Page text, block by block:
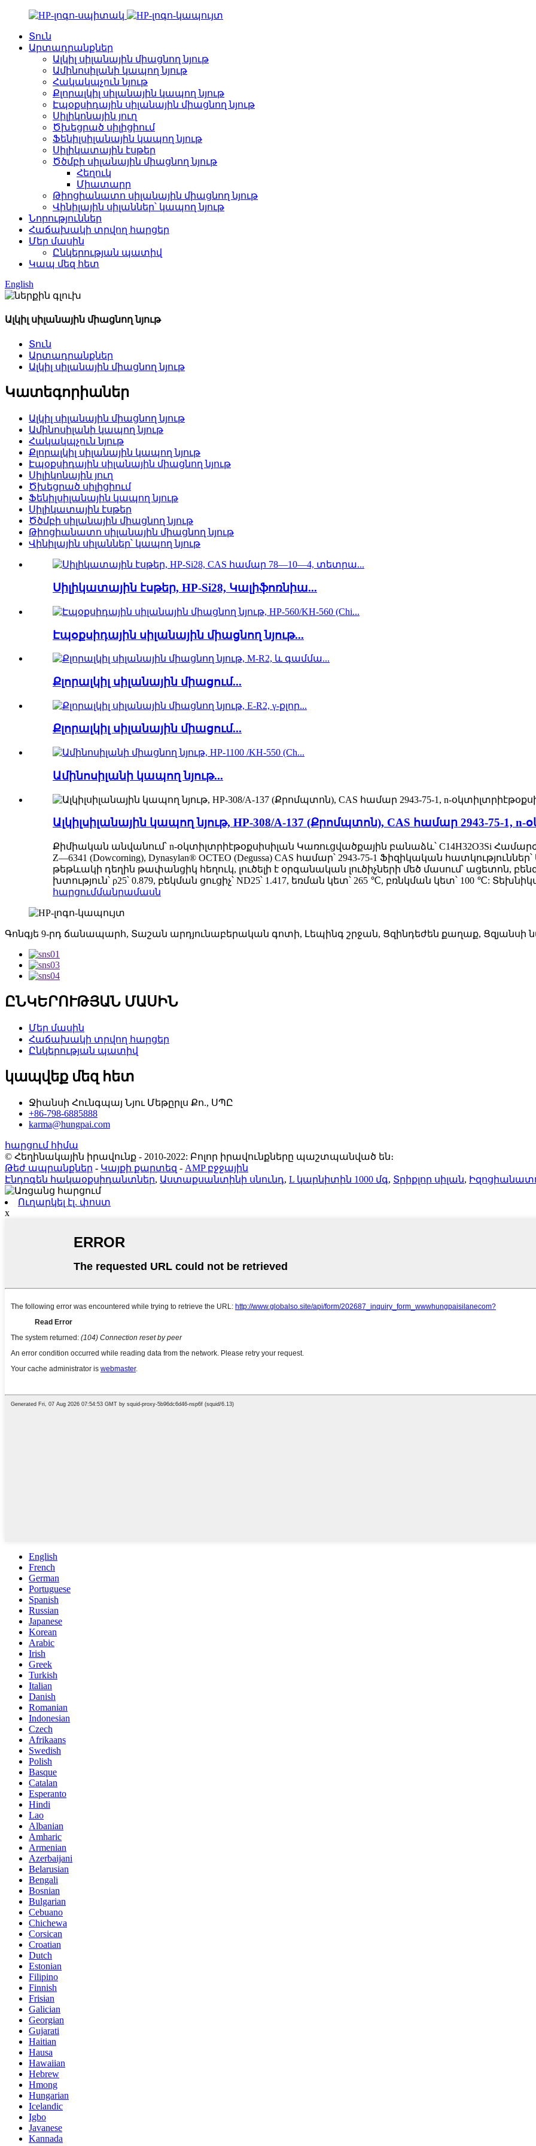
Տուն
Արտադրանքներ
Ալկիլ սիլանային միացնող նյութ
Ամինոսիլանի կապող նյութ
Հակակպչուն նյութ
Քլորալկիլ սիլանային կապող նյութ
Էպօքսիդային սիլանային միացնող նյութ
Սիլիկոնային յուղ
Ծխեցրած սիլիցիում
Ֆենիլսիլանային կապող նյութ
Սիլիկատային էսթեր
Ծծմբի սիլանային միացնող նյութ
Հեղուկ
Միատարր
Թիոցիանատո սիլանային միացնող նյութ
Վինիլային սիլաններ՝ կապող նյութ
Նորություններ
Հաճախակի տրվող հարցեր
Մեր մասին
Ընկերության պատիվ
Կապ մեզ հետ
English
Ալկիլ սիլանային միացնող նյութ
Տուն
Արտադրանքներ
Ալկիլ սիլանային միացնող նյութ
Կատեգորիաներ
Ալկիլ սիլանային միացնող նյութ
Ամինոսիլանի կապող նյութ
Հակակպչուն նյութ
Քլորալկիլ սիլանային կապող նյութ
Էպօքսիդային սիլանային միացնող նյութ
Սիլիկոնային յուղ
Ծխեցրած սիլիցիում
Ֆենիլսիլանային կապող նյութ
Սիլիկատային էսթեր
Ծծմբի սիլանային միացնող նյութ
Թիոցիանատո սիլանային միացնող նյութ
Վինիլային սիլաններ՝ կապող նյութ
Սիլիկատային էսթեր, HP-Si28, Կալիֆոռնիա...
Էպօքսիդային սիլանային միացնող նյութ...
Քլորալկիլ սիլանային միացում...
Քլորալկիլ սիլանային միացում...
Ամինոսիլանի կապող նյութ...
Ալկիլսիլանային կապող նյութ, HP-308/A-137 (Քրոմպտոն), CAS համար 2943-75-1,
Քիմիական անվանում՝ n-օկտիլտրիէթօքսիսիլան Կառուցվածքային բանաձև՝ C14H32O3Si
Z—6341 (Dowcorning), Dynasylan® OCTEO (Degussa) CAS համար՝ 2943-75-1 Ֆիզիկական
թեթևակի դեղին թափանցիկ հեղուկ, լուծելի է օրգանական լուծիչների մեծ մասում՝ ացետոն,
խտություն՝ ρ25՝ 0.879, բեկման ցուցիչ՝ ND25՝ 1.417, եռման կետ՝ 265 ℃, բռնկման կետ՝ 100 ℃:
հարցումմանրամասն
Գոնգյե 9-րդ ճանապարհ, Տաշան արդյունաբերական գոտի, Լեպինգ շրջան, Ցզինդեժեն քաղաք,
ԸՆԿԵՐՈՒԹՅԱՆ ՄԱՍԻՆ
Մեր մասին
Հաճախակի տրվող հարցեր
Ընկերության պատիվ
կապվեք մեզ հետ
Ջիանսի Հունգպայ Նյու Մեթըրլս Քո., ՍՊԸ
+86-798-6885888
karma@hungpai.com
հարցում հիմա
© Հեղինակային իրավունք - 2010-2022: Բոլոր իրավունքները պաշտպանված են։
Թեժ ապրանքներ - Կայքի քարտեզ - AMP բջջային
Էնդոգեն հակաօքսիդանտներ, Աստաքսանտինի սնունդ, L կարնիտին 1000 մգ, Տրիքլոր սիլան,
Ուղարկել էլ. փոստ
x
English
French
German
Portuguese
Spanish
Russian
Japanese
Korean
Arabic
Irish
Greek
Turkish
Italian
Danish
Romanian
Indonesian
Czech
Afrikaans
Swedish
Polish
Basque
Catalan
Esperanto
Hindi
Lao
Albanian
Amharic
Armenian
Azerbaijani
Belarusian
Bengali
Bosnian
Bulgarian
Cebuano
Chichewa
Corsican
Croatian
Dutch
Estonian
Filipino
Finnish
Frisian
Galician
Georgian
Gujarati
Haitian
Hausa
Hawaiian
Hebrew
Hmong
Hungarian
Icelandic
Igbo
Javanese
Kannada